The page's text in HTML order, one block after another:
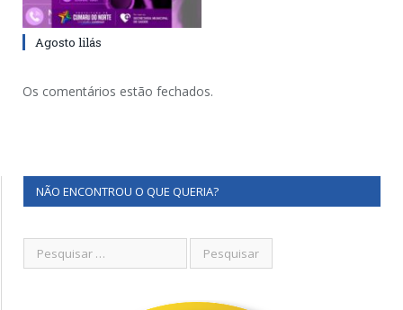
Agosto lilás
Os comentários estão fechados.
NÃO ENCONTROU O QUE QUERIA?